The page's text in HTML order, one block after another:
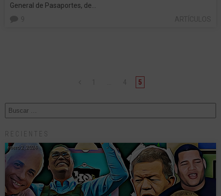
General de Pasaportes, de…
5
RECIENTES
enero 2, 2024